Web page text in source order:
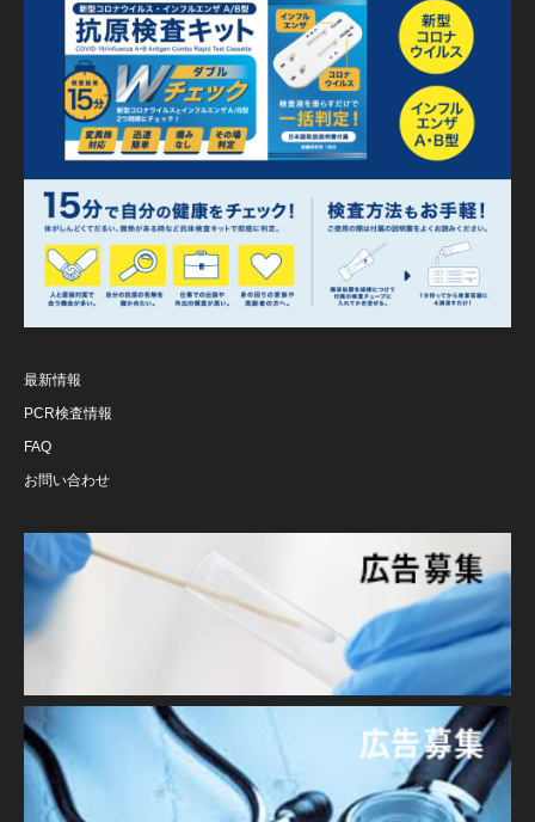
最新情報
PCR検査情報
FAQ
お問い合わせ